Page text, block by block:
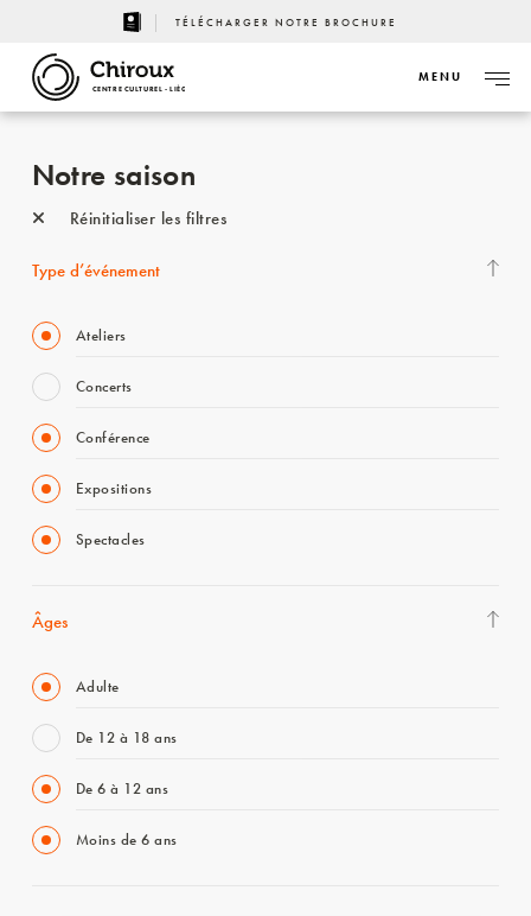
TÉLÉCHARGER NOTRE BROCHURE
CENTRE CULTUREL - LIÈGE
MENU
Notre saison
Réinitialiser les filtres
Type d’événement
Ateliers
Concerts
Conférence
Expositions
Spectacles
Âges
Adulte
De 12 à 18 ans
De 6 à 12 ans
Moins de 6 ans